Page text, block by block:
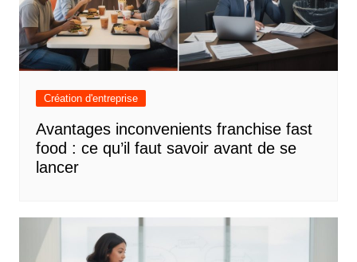
Création d'entreprise
Avantages inconvenients franchise fast
food : ce qu’il faut savoir avant de se
lancer